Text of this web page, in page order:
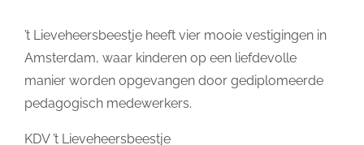
’t Lieveheersbeestje heeft vier mooie vestigingen in
Amsterdam, waar kinderen op een liefdevolle
manier worden opgevangen door gediplomeerde
pedagogisch medewerkers.
KDV ’t Lieveheersbeestje